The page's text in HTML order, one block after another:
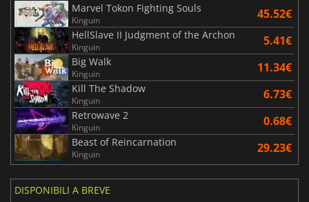
Marvel Tokon Fighting Souls
Kinguin 45.52€
HellSlave II Judgment of the Archon
Kinguin 5.41€
Big Walk
Kinguin 11.34€
Kill The Shadow
Kinguin 6.73€
Retrowave 2
Kinguin 0.68€
Beast of Reincarnation
Kinguin 29.23€
DISPONIBILI A BREVE